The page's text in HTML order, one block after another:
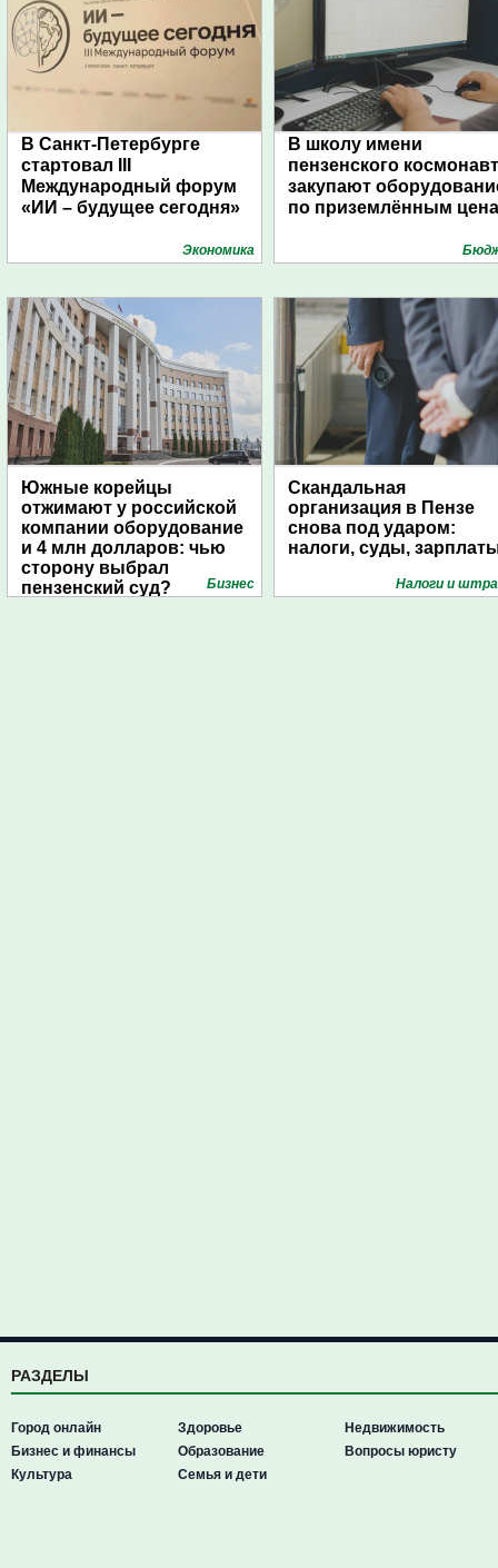
В Санкт-Петербурге
стартовал III
Международный форум
«ИИ – будущее сегодня»
Экономика
В школу имени
пензенского
закупают
по приземлённым
Южные корейцы
отжимают у российской
компании оборудование
и 4 млн долларов: чью
сторону выбрал
пензенский суд?
Бизнес
Скандальная
организация в Пензе
снова под ударом:
налоги, суды,
Налоги и
РАЗДЕЛЫ
Город онлайн
Бизнес и финансы
Культура
Здоровье
Образование
Семья и дети
Недвижимость
Вопросы юристу